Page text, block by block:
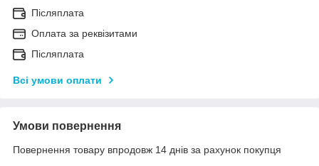
Післяплата
Оплата за реквізитами
Післяплата
Всі умови оплати
Умови повернення
Повернення товару впродовж 14 днів за рахунок покупця